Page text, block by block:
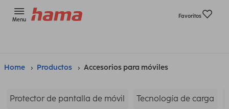
Menu
Favoritos
Home Productos Accesorios para móviles
Protector de pantalla de móvil Tecnología de carga